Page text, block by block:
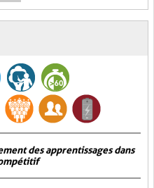
des apprentissages dans